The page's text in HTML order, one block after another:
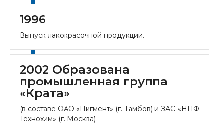
1996
Выпуск лакокрасочной продукции.
2002 Образована
промышленная группа
«Крата»
(в составе ОАО «Пигмент» (г. Тамбов) и ЗАО «НПФ
Технохим» (г. Москва)